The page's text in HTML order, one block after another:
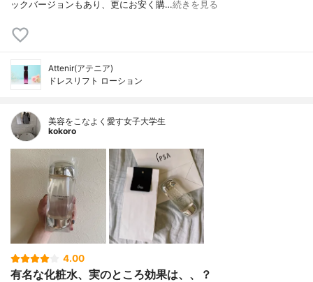
ックバージョンもあり、更にお安く購…続きを見る
Attenir(アテニア)
ドレスリフト ローション
美容をこなよく愛す女子大学生
kokoro
4.00
有名な化粧水、実のところ効果は、、？